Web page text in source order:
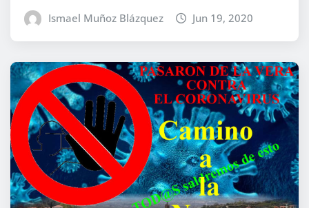
Ismael Muñoz Blázquez Jun 19, 2020